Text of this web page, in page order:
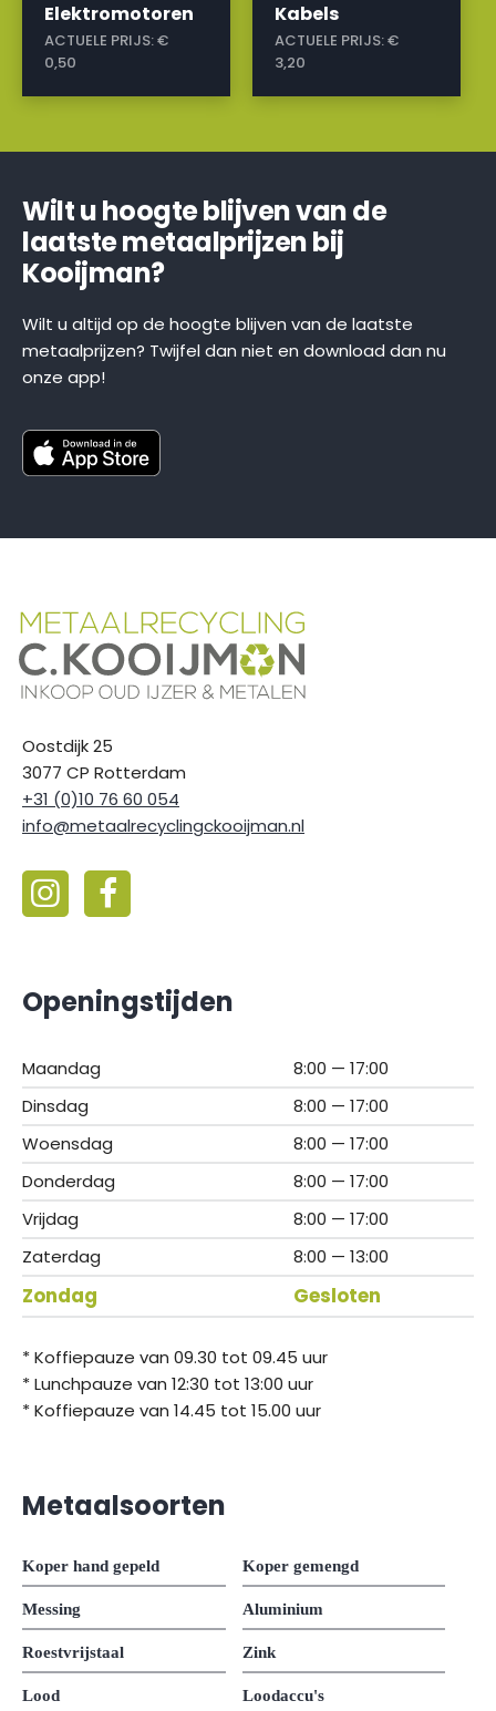
Elektromotoren
ACTUELE PRIJS:€
0,50
Kabels
ACTUELE PRIJS:€
3,20
Wilt u hoogte blijven van de
laatste metaalprijzen bij
Kooijman?
Wilt u altijd op de hoogte blijven van de laatste
metaalprijzen? Twijfel dan niet en download dan nu
onze app!
Oostdijk 25
3077 CP Rotterdam
+31 (0)10 76 60 054
info@metaalrecyclingckooijman.nl
Openingstijden
Maandag
8:00 — 17:00
Dinsdag
8:00 — 17:00
Woensdag
8:00 — 17:00
Donderdag
8:00 — 17:00
Vrijdag
8:00 — 17:00
Zaterdag
8:00 — 13:00
Zondag Gesloten
* Koffiepauze van 09.30 tot 09.45 uur
* Lunchpauze van 12:30 tot 13:00 uur
* Koffiepauze van 14.45 tot 15.00 uur
Metaalsoorten
Koper hand gepeld Koper gemengd
Messing Aluminium
Roestvrijstaal Zink
Lood Loodaccu's